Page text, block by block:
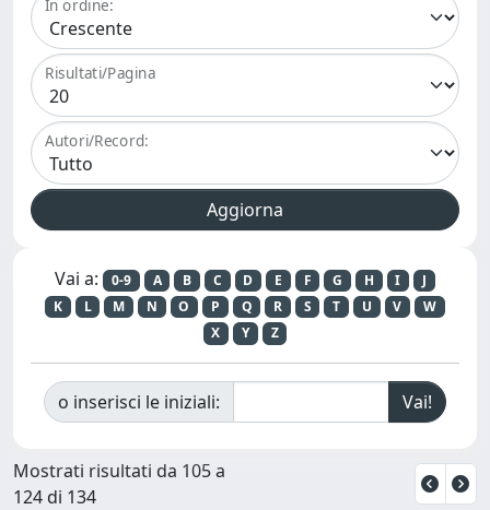
In ordine:
Risultati/Pagina
Autori/Record:
Vai a: 0-9 A B C D E F G H I
J
K
L M N O P Q R S T U V
W
X
Y Z
o inserisci le iniziali:
Mostrati risultati da 105 a
124 di 134